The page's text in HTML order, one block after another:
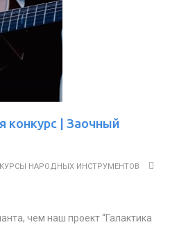
конкурс | Заочный
НАРОДНЫХ ИНСТРУМЕНТОВ
чем наш проект “Галактика